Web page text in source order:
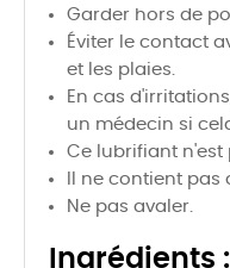
Garder hors de
Éviter le contact
et les plaies.
En cas
un médecin si
Ce lubrifiant
Il ne contient pas
Ne pas avaler.
Ingrédients :